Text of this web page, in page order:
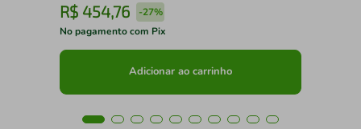
R$ 454,76 -27%
No pagamento com Pix
Adicionar ao carrinho